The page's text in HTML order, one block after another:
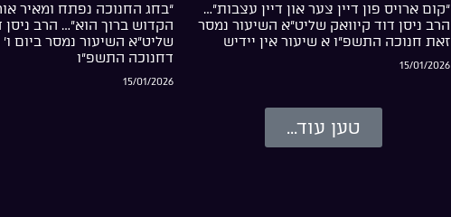
“קום ארויס פון דיין צער און דיין עצבות”…
הרב ניסן דוד קיוואק שליט”א השיעור נמסר
זאת חנוכה התשפ”ו א שיעור אין יידיש
15/01/2026
“בחג החנוכה נפתח ומאיר
הקדוש ברוך הוא”… הרב ניסן
שליט”א השיעור נמסר ביום
דחנוכה התשפ”ו
15/01/2026
טען עוד...